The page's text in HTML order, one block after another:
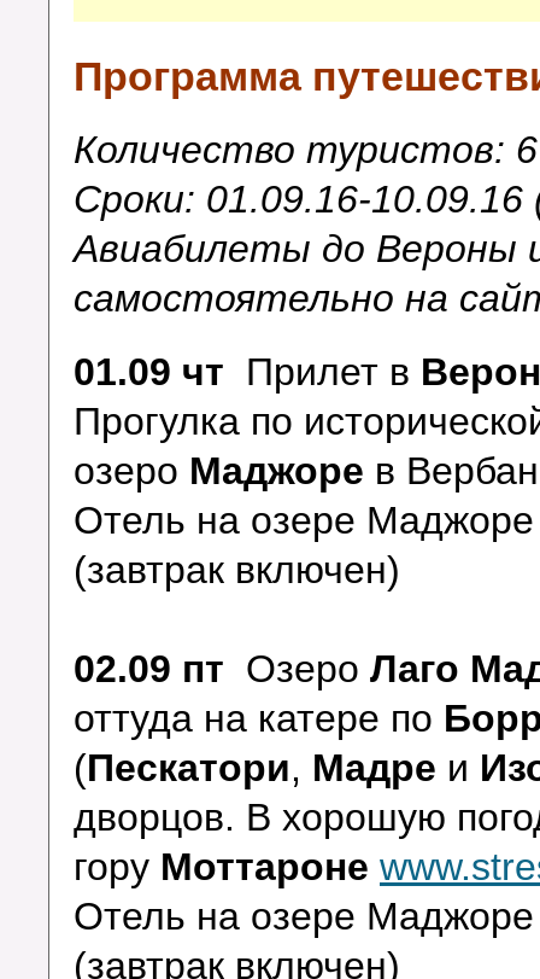
Программа
Количество туристов:
Сроки: 01.09.16-10.09.16
Авиабилеты до Вероны
самостоятельно на
01.09 чт Прилет в
Прогулка по
озеро Маджоре в
Отель на озере
(завтрак включен)
02.09 пт Озеро Лаго
оттуда на катере по
(Пескатори, Мадре и
дворцов. В хорошую
гору Моттароне
Отель на озере
(завтрак включен)